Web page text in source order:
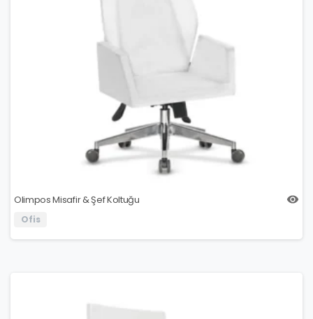
Olimpos Misafir & Şef Koltuğu
Ofis